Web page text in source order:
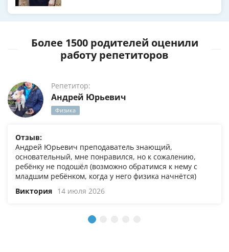
Более 1500 родителей оценили
работу репетиторов
Репетитор:
Андрей Юрьевич
Физика
Отзыв:
Андрей Юрьевич преподаватель знающий,
основательный, мне понравился, но к сожалению,
ребёнку не подошёл (возможно обратимся к нему с
младшим ребёнком, когда у него физика начнётся)
Виктория 14 июля 2026